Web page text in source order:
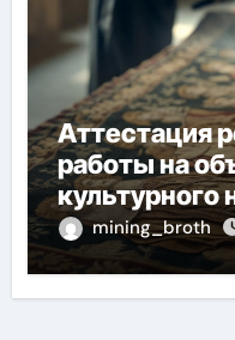
Аттестация
работы на
культурного
mining_broth